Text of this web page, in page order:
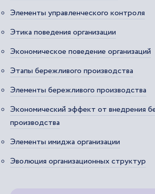
Элементы управленческого контроля
Этика поведения организации
Экономическое поведение организаций
Этапы бережливого производства
Элементы бережливого производства
Экономический эффект от внедрения
производства
Элементы имиджа организации
Эволюция организационных структур